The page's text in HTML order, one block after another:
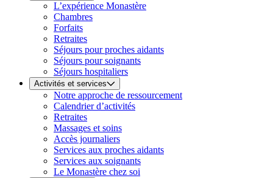
L’expérience Monastère
Chambres
Forfaits
Retraites
Séjours pour proches aidants
Séjours pour soignants
Séjours hospitaliers
Activités et services
Notre approche de ressourcement
Calendrier d’activités
Retraites
Massages et soins
Accès journaliers
Services aux proches aidants
Services aux soignants
Le Monastère chez soi